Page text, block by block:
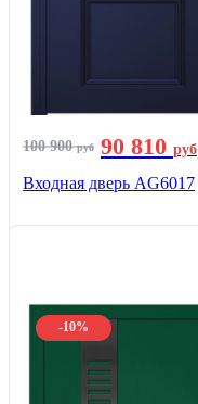
100 900руб 90 810 руб
Входная дверь AG6017
-10%